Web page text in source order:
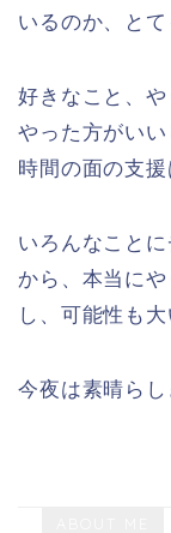
いるのか、とて
好きなこと、
やった方がい
時間の面の支援
いろんなこと
から、本当に
し、可能性も
今夜は素晴らし